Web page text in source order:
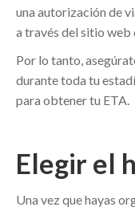
una autorización de
a través del sitio
Por lo tanto,
durante toda tu
para obtener tu ETA.
Elegir el
Una vez que hayas